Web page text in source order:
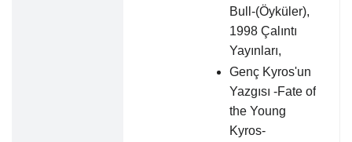
Bull-(Öyküler),
1998 Çalıntı
Yayınları,
Genç Kyros'un
Yazgısı -Fate of
the Young
Kyros-